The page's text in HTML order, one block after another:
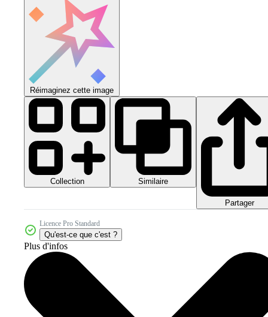
Réimaginez cette image
Collection Similaire
Partager
Licence Pro Standard
Qu'est-ce que c'est ?
Plus d'infos